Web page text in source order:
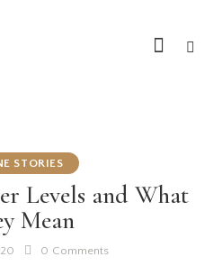
STORIES
Levels and What
Mean
0 Comments